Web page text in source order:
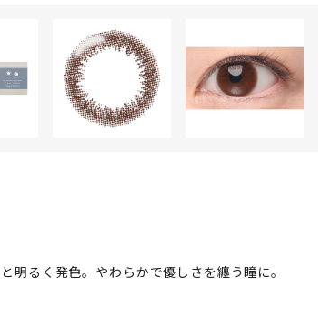
明るく発色。やわらかで優しさを纏う瞳に。